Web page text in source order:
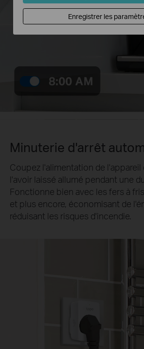
Minuterie d'arrêt
Coupez l'alimentation de
l'avoir laissé allumé pendant une
Fonctionne bien avec les fers à
et plus encore, économisant de
réduisant les risques d'incendie.
Enregistrer les